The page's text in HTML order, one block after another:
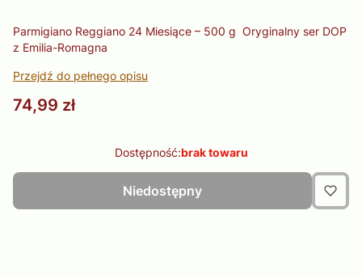
Parmigiano Reggiano 24 Miesiące – 500 g Oryginalny ser DOP
z Emilia-Romagna
Przejdź do pełnego opisu
Cena
74,99 zł
Dostępność:brak towaru
Niedostępny